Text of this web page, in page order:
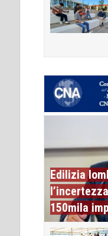
Edilizia
150mila